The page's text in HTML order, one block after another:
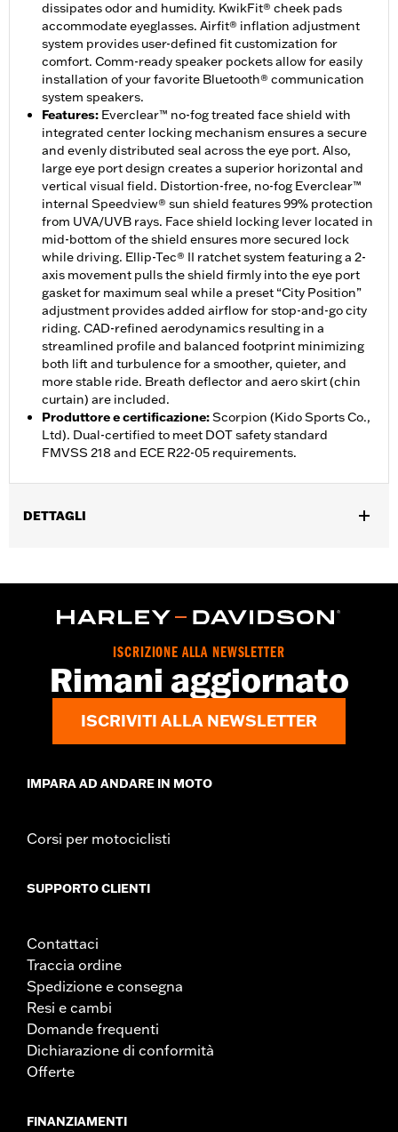
dissipates odor and humidity. KwikFit® cheek pads
accommodate eyeglasses. Airfit® inflation adjustment
system provides user-defined fit customization for
comfort. Comm-ready speaker pockets allow for easily
installation of your favorite Bluetooth® communication
system speakers.
Features: Everclear™ no-fog treated face shield with
integrated center locking mechanism ensures a secure
and evenly distributed seal across the eye port. Also,
large eye port design creates a superior horizontal and
vertical visual field. Distortion-free, no-fog Everclear™
internal Speedview® sun shield features 99% protection
from UVA/UVB rays. Face shield locking lever located in
mid-bottom of the shield ensures more secured lock
while driving. Ellip-Tec® II ratchet system featuring a 2-
axis movement pulls the shield firmly into the eye port
gasket for maximum seal while a preset “City Position”
adjustment provides added airflow for stop-and-go city
riding. CAD-refined aerodynamics resulting in a
streamlined profile and balanced footprint minimizing
both lift and turbulence for a smoother, quieter, and
more stable ride. Breath deflector and aero skirt (chin
curtain) are included.
Produttore e certificazione:Scorpion (Kido Sports Co.,
Ltd). Dual-certified to meet DOT safety standard
FMVSS 218 and ECE R22-05 requirements.
DETTAGLI
Caratteristiche funzionali:Ventilato,Interno rimovibile,
Helmet Style:Full Face
Moisture Wicking, ,UV Protection
Shop To Be:
ISCRIZIONE ALLA NEWSLETTER
Rimani aggiornato
ISCRIVITI ALLA NEWSLETTER
IMPARA AD ANDARE IN MOTO
Corsi per motociclisti
SUPPORTO CLIENTI
Contattaci
Traccia ordine
Spedizione e consegna
Resi e cambi
Domande frequenti
Dichiarazione di conformità
Offerte
FINANZIAMENTI